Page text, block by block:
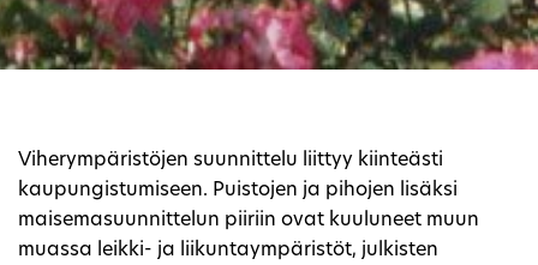
Viherympäristöjen suunnittelu liittyy kiinteästi
kaupungistumiseen. Puistojen ja pihojen lisäksi
maisemasuunnittelun piiriin ovat kuuluneet muun
muassa leikki- ja liikuntaympäristöt, julkisten